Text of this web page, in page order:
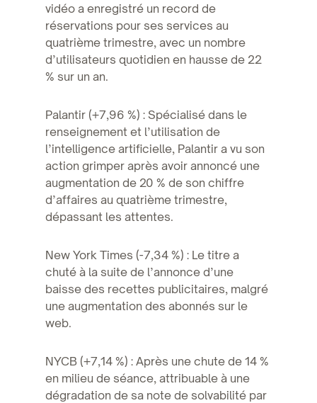
vidéo a enregistré un record de
réservations pour ses services au
quatrième trimestre, avec un nombre
d’utilisateurs quotidien en hausse de 22
% sur un an.
Palantir (+7,96 %) : Spécialisé dans le
renseignement et l’utilisation de
l’intelligence artificielle, Palantir a vu son
action grimper après avoir annoncé une
augmentation de 20 % de son chiffre
d’affaires au quatrième trimestre,
dépassant les attentes.
New York Times (-7,34 %) : Le titre a
chuté à la suite de l’annonce d’une
baisse des recettes publicitaires, malgré
une augmentation des abonnés sur le
web.
NYCB (+7,14 %) : Après une chute de 14 %
en milieu de séance, attribuable à une
dégradation de sa note de solvabilité par